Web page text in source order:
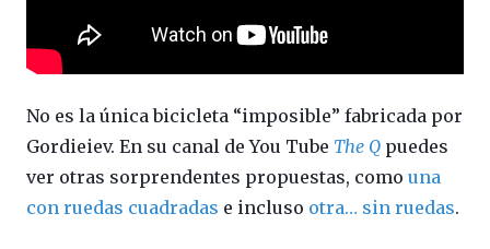
No es la única bicicleta “imposible” fabricada por
Gordieiev. En su canal de You Tube The Q puedes
ver otras sorprendentes propuestas, como una
con ruedas cuadradas e incluso otra… sin ruedas.